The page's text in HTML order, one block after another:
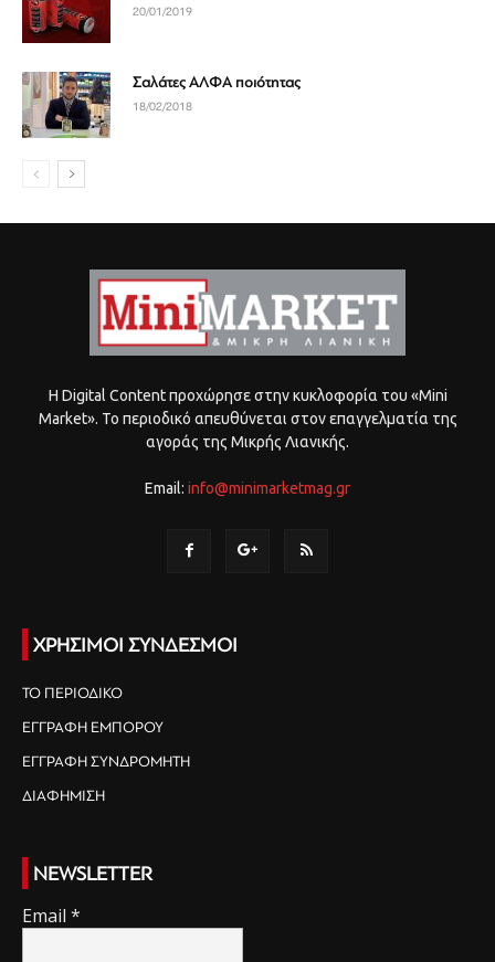
20/01/2019
Σαλάτες ΑΛΦΑ ποιότητας
18/02/2018
Η Digital Content προχώρησε στην κυκλοφορία του «Mini
Market». Το περιοδικό απευθύνεται στον επαγγελματία της
αγοράς της Μικρής Λιανικής.
Email: info@minimarketmag.gr
ΧΡΗΣΙΜΟΙ ΣΥΝΔΕΣΜΟΙ
ΤΟ ΠΕΡΙΟΔΙΚΟ
ΕΓΓΡΑΦΗ ΕΜΠΟΡΟΥ
ΕΓΓΡΑΦΗ ΣΥΝΔΡΟΜΗΤΗ
ΔΙΑΦΗΜΙΣΗ
NEWSLETTER
Email *